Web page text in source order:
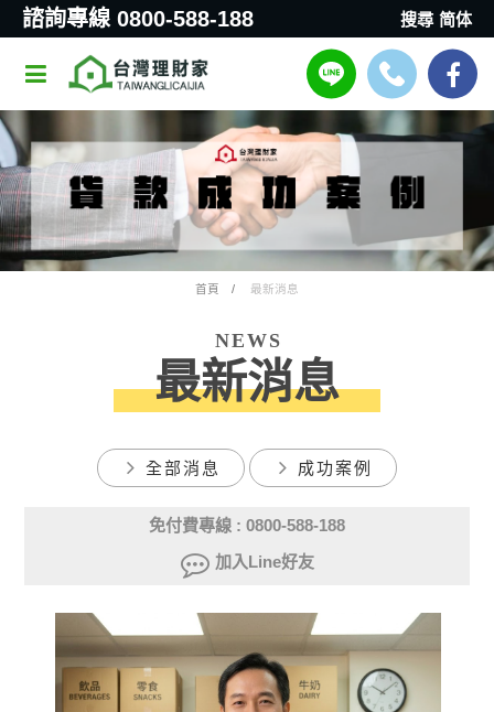
諮詢專線 0800-588-188 搜尋 简体
首頁 最新消息
NEWS
最新消息
全部消息 成功案例
免付費專線 : 0800-588-188
加入Line好友